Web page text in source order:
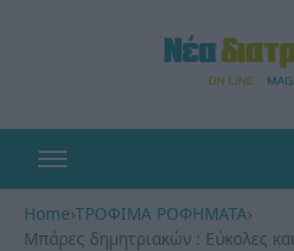
Home›ΤΡΟΦΙΜΑ ΡΟΦΗΜΑΤΑ›
Μπάρες δημητριακών : Εύκολες